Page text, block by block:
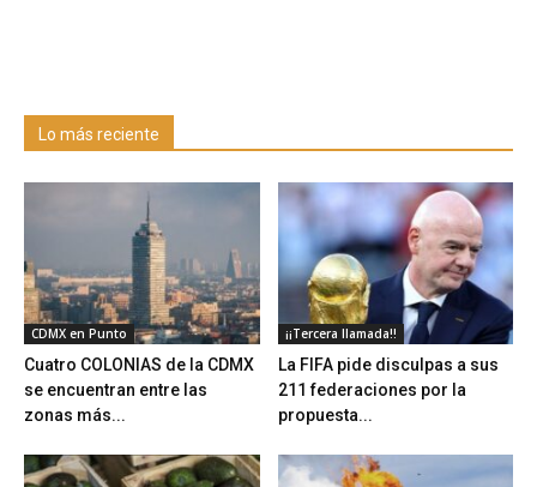
Lo más reciente
CDMX en Punto
Cuatro COLONIAS de la CDMX
se encuentran entre las
zonas más...
¡¡Tercera llamada!!
La FIFA pide disculpas a sus
211 federaciones por la
propuesta...